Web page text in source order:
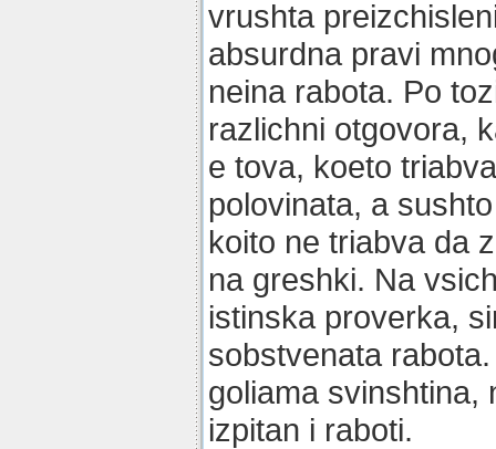
vrushta
absurdna pravi
neina rabota. Po
razlichni otgovora,
e tova, koeto
polovinata, a
koito ne triabva da
na greshki. Na
istinska proverka,
sobstvenata
goliama svinshtina,
izpitan i raboti.